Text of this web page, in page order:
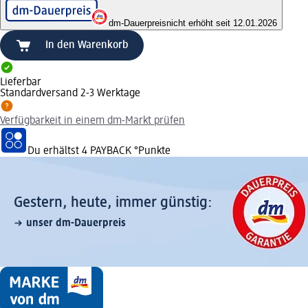
dm-Dauerpreisnicht erhöht seit 12.01.2026
In den Warenkorb
Lieferbar
Standardversand 2-3 Werktage
Verfügbarkeit in einem dm-Markt prüfen
Du erhältst 4 PAYBACK °Punkte
Gestern, heute, immer günstig:
unser dm-Dauerpreis